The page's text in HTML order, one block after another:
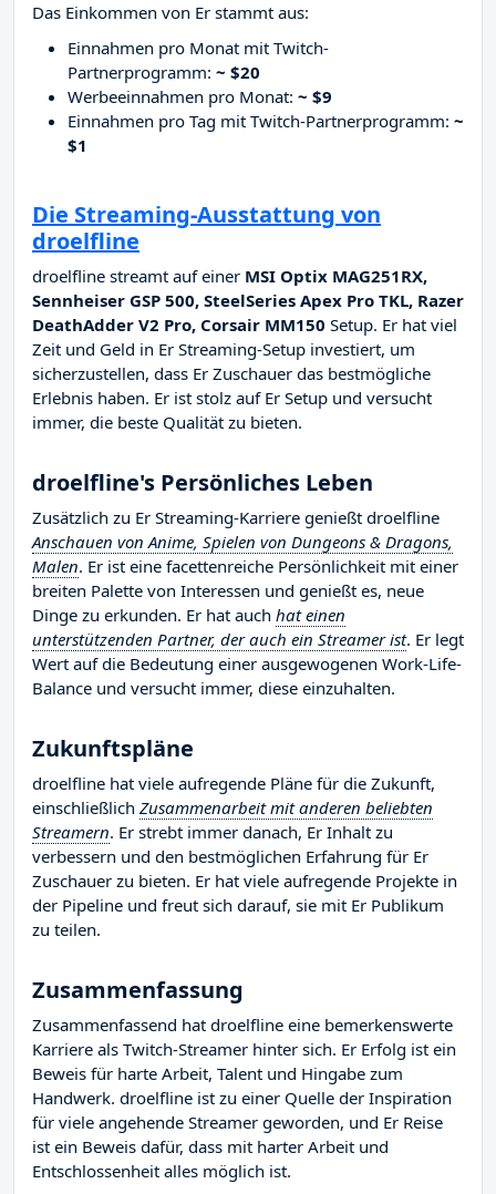
Das Einkommen von Er stammt aus:
Einnahmen pro Monat mit Twitch-
Partnerprogramm: ~ $20
Werbeeinnahmen pro Monat: ~ $9
Einnahmen pro Tag mit Twitch-Partnerprogramm: ~
$1
Die Streaming-Ausstattung von
droelfline
droelfline streamt auf einer MSI Optix MAG251RX,
Sennheiser GSP 500, SteelSeries Apex Pro TKL, Razer
DeathAdder V2 Pro, Corsair MM150 Setup. Er hat viel
Zeit und Geld in Er Streaming-Setup investiert, um
sicherzustellen, dass Er Zuschauer das bestmögliche
Erlebnis haben. Er ist stolz auf Er Setup und versucht
immer, die beste Qualität zu bieten.
droelfline's Persönliches Leben
Zusätzlich zu Er Streaming-Karriere genießt droelfline
Anschauen von Anime, Spielen von Dungeons & Dragons,
Malen. Er ist eine facettenreiche Persönlichkeit mit einer
breiten Palette von Interessen und genießt es, neue
Dinge zu erkunden. Er hat auch hat einen
unterstützenden Partner, der auch ein Streamer ist. Er legt
Wert auf die Bedeutung einer ausgewogenen Work-Life-
Balance und versucht immer, diese einzuhalten.
Zukunftspläne
droelfline hat viele aufregende Pläne für die Zukunft,
einschließlich Zusammenarbeit mit anderen beliebten
Streamern. Er strebt immer danach, Er Inhalt zu
verbessern und den bestmöglichen Erfahrung für Er
Zuschauer zu bieten. Er hat viele aufregende Projekte in
der Pipeline und freut sich darauf, sie mit Er Publikum
zu teilen.
Zusammenfassung
Zusammenfassend hat droelfline eine bemerkenswerte
Karriere als Twitch-Streamer hinter sich. Er Erfolg ist ein
Beweis für harte Arbeit, Talent und Hingabe zum
Handwerk. droelfline ist zu einer Quelle der Inspiration
für viele angehende Streamer geworden, und Er Reise
ist ein Beweis dafür, dass mit harter Arbeit und
Entschlossenheit alles möglich ist.